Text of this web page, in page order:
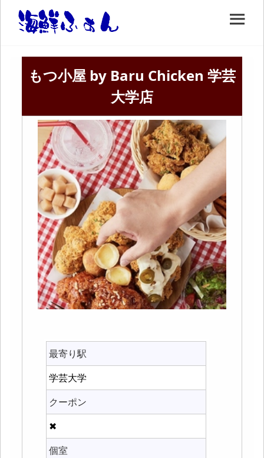
もつ小屋 by Baru Chicken 学芸
大学店
最寄り駅
学芸大学
クーポン
✖
個室